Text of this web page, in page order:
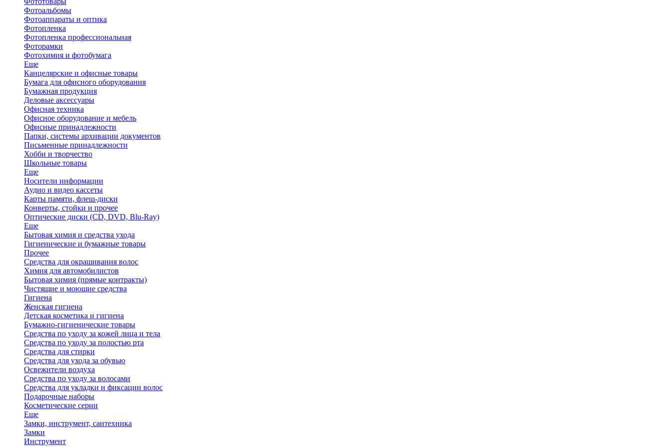
Фотоальбомы
Фотоаппараты и оптика
Фотопленка
Фотопленка профессиональная
Фоторамки
Фотохимия и фотобумага
Еще
Канцелярские и офисные товары
Бумага для офисного оборудования
Бумажная продукция
Деловые аксессуары
Офисная техника
Офисное оборудование и мебель
Офисные принадлежности
Папки, системы архивации документов
Письменные принадлежности
Хобби и творчество
Школьные товары
Еще
Носители информации
Аудио и видео кассеты
Карты памяти, флеш-диски
Конверты, стойки и прочее
Оптические диски (CD, DVD, Blu-Ray)
Еще
Бытовая химия и средства ухода
Гигиенические и бумажные товары
Прочее
Средства для окрашивания волос
Химия для автомобилистов
Бытовая химия (прямые контракты)
Чистящие и моющие средства
Гигиена
Женская гигиена
Детская косметика и гигиена
Бумажно-гигиенические товары
Средства по уходу за кожей лица и тела
Средства по уходу за полостью рта
Средства для стирки
Средства для ухода за обувью
Освежители воздуха
Средства по уходу за волосами
Средства для укладки и фиксации волос
Подарочные наборы
Косметические серии
Еще
Замки, инструмент, сантехника
Замки
Инструмент